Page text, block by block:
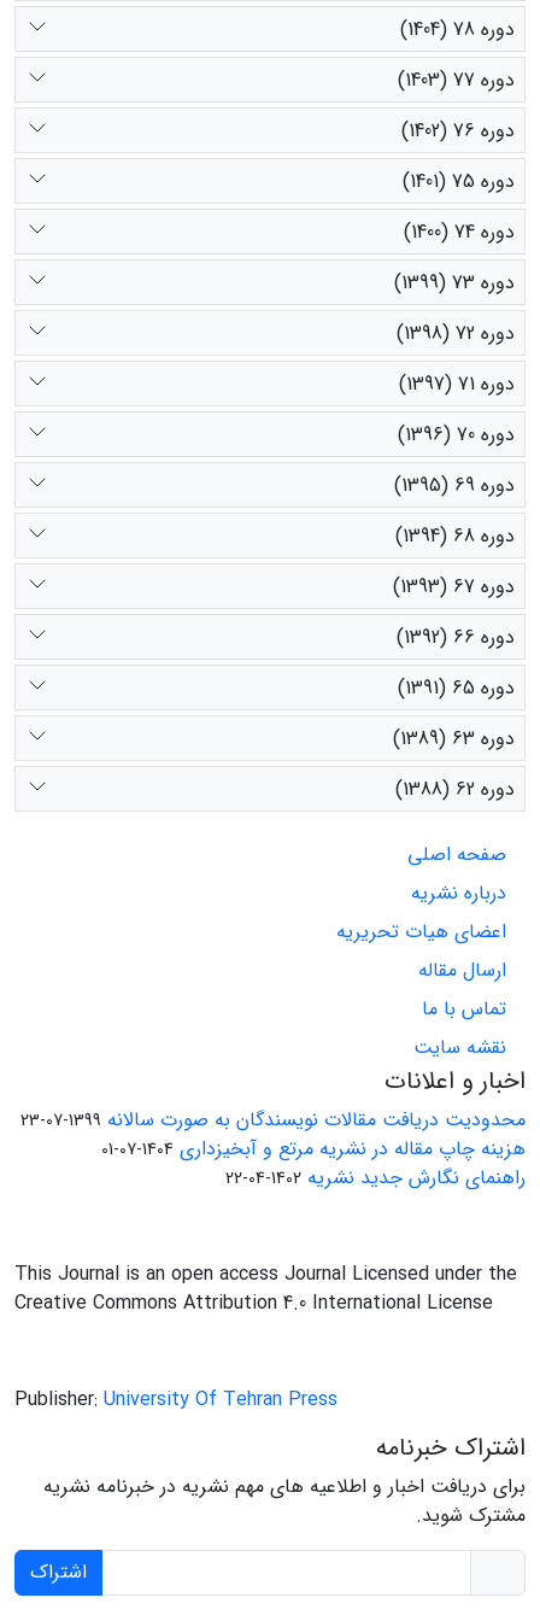
دوره 78 (1404)
دوره 77 (1403)
دوره 76 (1402)
دوره 75 (1401)
دوره 74 (1400)
دوره 73 (1399)
دوره 72 (1398)
دوره 71 (1397)
دوره 70 (1396)
دوره 69 (1395)
دوره 68 (1394)
دوره 67 (1393)
دوره 66 (1392)
دوره 65 (1391)
دوره 63 (1389)
دوره 62 (1388)
صفحه اصلی
درباره نشریه
اعضای هیات تحریریه
ارسال مقاله
تماس با ما
نقشه سایت
اخبار و اعلانات
محدودیت دریافت مقالات نویسندگان به صورت سالانه 1399-07-23
هزینه چاپ مقاله در نشریه مرتع و آبخیزداری 1404-07-01
راهنمای نگارش جدید نشریه 1402-04-22
This Journal is an open access Journal Licensed under the
Creative Commons Attribution 4.0 International License
Publisher: University Of Tehran Press
اشتراک خبرنامه
برای دریافت اخبار و اطلاعیه های مهم نشریه در خبرنامه نشریه
مشترک شوید.
اشتراک